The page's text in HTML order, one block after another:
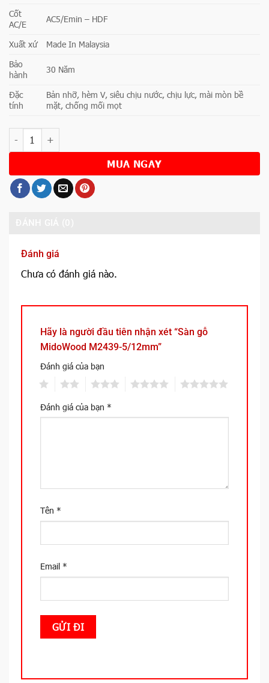
Cốt
AC/E
AC5/Emin – HDF
Xuất xứ
Made In Malaysia
Bảo
hành
30 Năm
Đặc
tính
Bản nhỡ, hèm V, siêu chịu nước, chịu lực, mài mòn bề
mặt, chống mối mọt
Số lượng
MUA NGAY
Đánh giá
Chưa có đánh giá nào.
Hãy là người đầu tiên nhận xét “Sàn gỗ
MidoWood M2439-5/12mm”
Đánh giá của bạn
Đánh giá của bạn *
Tên *
Email *